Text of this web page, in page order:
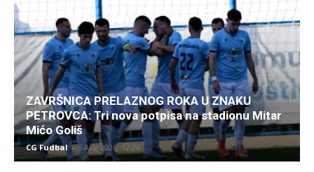
ZAVRŠNICA PRELAZNOG ROKA U ZNAKU
PETROVCA: Tri nova potpisa na stadionu Mitar
Mićo Goliš
CG Fudbal - 6 Aug 2026. 12:26